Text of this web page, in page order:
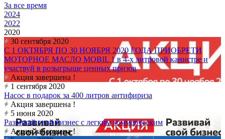
За все время
2024
2022
2020
30 сентября 2020
С 1 ОКТЯБРЯ ПО 30 НОЯБРЯ 2020 ГОДА ПРИОБРЕТИ
МОТОРНОЕ МАСЛО MOBIL 1 в 4-х литровой канистре и
участвуй в розыгрыше ценных призов
Акция завершена !
1 сентября 2020
Насос в подарок за 400 литров антифириза
Акция завершена !
5 июня 2020
Развивай свой бизнес с легким коммерческим
Акция завершена !